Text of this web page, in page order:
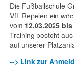
Die Fußballschule
VfL Repelen ein
vom 12.03.2025
Training besteht aus
auf unserer
--> Link zur